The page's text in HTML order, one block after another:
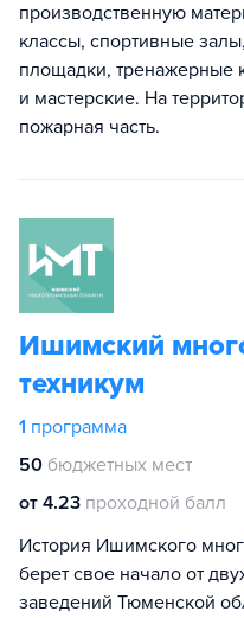
производственную
классы, спортивные
площадки, тренажерные
и мастерские. На
пожарная часть.
Ишимский
техникум
1 программа
50 бюджетных мест
от 4.23 проходной балл
История Ишимского
берет свое начало от
заведений Тюменской